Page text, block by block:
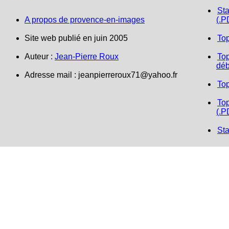
A propos de provence-en-images
Site web publié en juin 2005
Auteur : Jean-Pierre Roux
Adresse mail : jeanpierreroux71@yahoo.fr